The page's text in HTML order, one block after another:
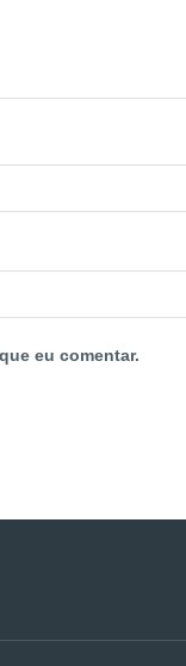
eu comentar.